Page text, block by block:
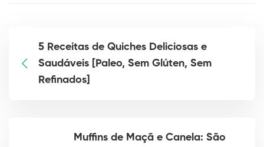
5 Receitas de Quiches Deliciosas e
Saudáveis [Paleo, Sem Glúten, Sem
Refinados]
Muffins de Maçã e Canela: São